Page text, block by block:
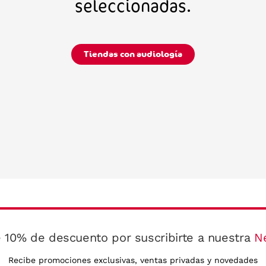
seleccionadas.
Tiendas con audiología
10% de descuento por suscribirte a nuestra
Recibe promociones exclusivas, ventas privadas y novedades